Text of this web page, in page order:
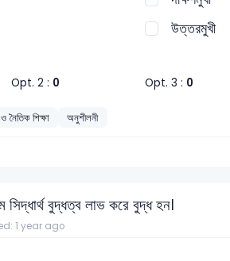
উত্তরমুখী
Opt. 2 : 0 Opt. 3 : 0
নৈতিক শিক্ষা অনুশীলনী
সিদ্ধার্থ বুদ্ধত্ব লাভ করে বুদ্ধ হন।
1 year ago